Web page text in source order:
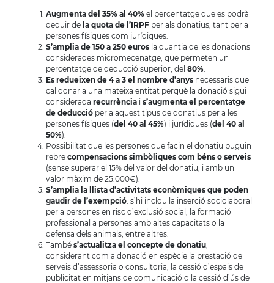
Augmenta del 35% al 40% el percentatge que es podrà
deduir de la quota de l’IRPF per als donatius, tant per a
persones físiques com jurídiques.
S’amplia de 150 a 250 euros la quantia de les donacions
considerades micromecenatge, que permeten un
percentatge de deducció superior, del 80%
Es redueixen de 4 a 3 el nombre d’anys necessaris que
cal donar a una mateixa entitat perquè la donació sigui
considerada recurrència i s’augmenta el percentatge
de deducció per a aquest tipus de donatius per a les
persones físiques (del 40 al 45%) i jurídiques (del 40 al
50%).
Possibilitat que les persones que facin el donatiu puguin
rebre compensacions simbòliques com béns o serveis
(sense superar el 15% del valor del donatiu, i amb un
valor màxim de 25.000€).
S’amplia la llista d’activitats econòmiques que poden
gaudir de l’exempció: s’hi inclou la inserció sociolaboral
per a persones en risc d’exclusió social, la formació
professional a persones amb altes capacitats o la
defensa dels animals, entre altres.
També s’actualitza el concepte de donatiu
considerant com a donació en espècie la prestació de
serveis d’assessoria o consultoria, la cessió d’espais de
publicitat en mitjans de comunicació o la cessió d’ús de